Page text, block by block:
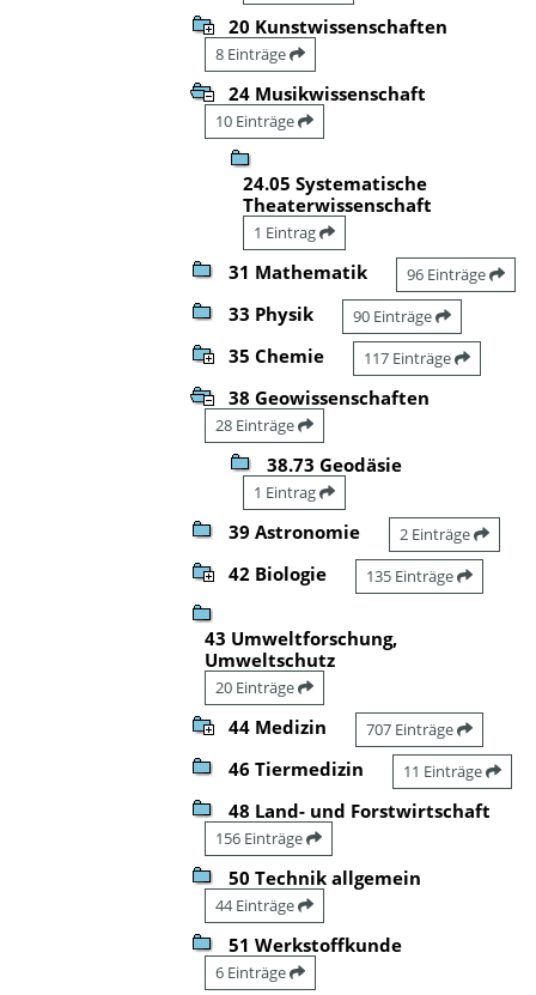
20 Kunstwissenschaften
8 Einträge
24 Musikwissenschaft
10 Einträge
24.05 Systematische
Theaterwissenschaft
1 Eintrag
31 Mathematik 96 Einträge
33 Physik 90 Einträge
35 Chemie 117 Einträge
38 Geowissenschaften
28 Einträge
38.73 Geodäsie
1 Eintrag
39 Astronomie 2 Einträge
42 Biologie 135 Einträge
43 Umweltforschung,
Umweltschutz
20 Einträge
44 Medizin 707 Einträge
46 Tiermedizin 11 Einträge
48 Land- und Forstwirtschaft
156 Einträge
50 Technik allgemein
44 Einträge
51 Werkstoffkunde
6 Einträge